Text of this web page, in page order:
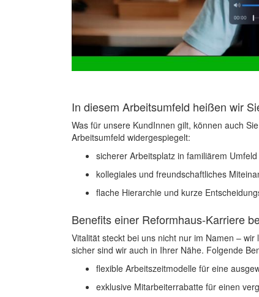
In diesem Arbeitsumfeld heißen wir
Was für unsere KundInnen gilt, können auch
Arbeitsumfeld widergespiegelt:
sicherer Arbeitsplatz in familiärem Umfeld
kollegiales und freundschaftliches
flache Hierarchie und kurze
Benefits einer Reformhaus-Karriere
Vitalität steckt bei uns nicht nur im Namen –
sicher sind wir auch in Ihrer Nähe. Folgende
flexible Arbeitszeitmodelle für eine
exklusive Mitarbeiterrabatte für einen